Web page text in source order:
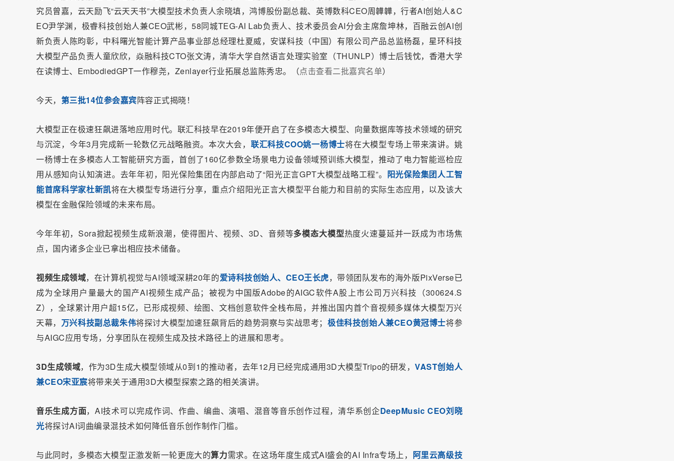
究员曾嘉，云天励飞“云天天书”大模型技术负责人余晓填，鸿博股份副总裁、英博数科CEO周韡韡，行者AI创始人&C
EO尹学渊，极睿科技创始人兼CEO武彬，58同城TEG-AI Lab负责人、技术委员会AI分会主席詹坤林，百融云创AI创
新负责人陈昀彰，中科曙光智能计算产品事业部总经理杜夏威，安谋科技（中国）有限公司产品总监杨磊，星环科技
大模型产品负责人童欣欣，焱融科技CTO张文涛，清华大学自然语言处理实验室（THUNLP）博士后钱忱，香港大学
在读博士、EmbodiedGPT一作穆尧，Zenlayer行业拓展总监陈秀忠。（点击查看二批嘉宾名单）
今天， 第三批14位参会嘉宾阵容正式揭晓！
大模型正在极速狂飙进落地应用时代。联汇科技早在2019年便开启了在多模态大模型、向量数据库等技术领域的研究
与沉淀，今年3月完成新一轮数亿元战略融资。本次大会， 联汇科技COO姚一杨博士将在大模型专场上带来演讲。姚
一杨博士在多模态人工智能研究方面，首创了160亿参数全场景电力设备领域预训练大模型，推动了电力智能巡检应
用从感知向认知演进。去年年初，阳光保险集团在内部启动了“阳光正言GPT大模型战略工程”。 阳光保险集团人工智
能首席科学家杜新凯将在大模型专场进行分享，重点介绍阳光正言大模型平台能力和目前的实际生态应用，以及该大
模型在金融保险领域的未来布局。
今年年初，Sora掀起视频生成新浪潮，使得图片、视频、3D、音频等多模态大模型热度火速蔓延并一跃成为市场焦
点，国内诸多企业已拿出相应技术储备。
视频生成领域，在计算机视觉与AI领域深耕20年的爱诗科技创始人、CEO王长虎，带领团队发布的海外版PixVerse已
成为全球用户量最大的国产AI视频生成产品；被视为中国版Adobe的AIGC软件A股上市公司万兴科技（300624.S
Z），全球累计用户超15亿，已形成视频、绘图、文档创意软件全栈布局，并推出国内首个音视频多媒体大模型万兴
天幕， 万兴科技副总裁朱伟将探讨大模型加速狂飙背后的趋势洞察与实战思考； 极佳科技创始人兼CEO黄冠博士将参
与AIGC应用专场，分享团队在视频生成及技术路径上的进展和思考。
3D生成领域，作为3D生成大模型领域从0到1的推动者，去年12月已经完成通用3D大模型Tripo的研发，VAST创始人
兼CEO宋亚宸将带来关于通用3D大模型探索之路的相关演讲。
音乐生成方面，AI技术可以完成作词、作曲、编曲、演唱、混音等音乐创作过程，清华系创企DeepMusic CEO刘晓
光将探讨AI词曲编录混技术如何降低音乐创作制作门槛。
与此同时，多模态大模型正激发新一轮更庞大的算力需求。在这场年度生成式AI盛会的AI Infra专场上， 阿里云高级技